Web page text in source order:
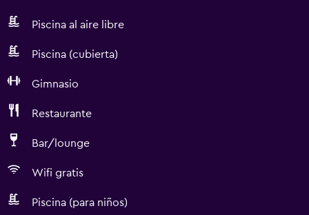
Piscina al aire libre
Piscina (cubierta)
Gimnasio
Restaurante
Bar/lounge
Wifi gratis
Piscina (para niños)